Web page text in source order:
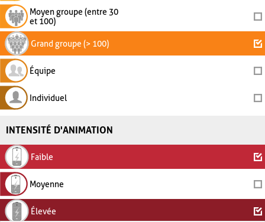
Moyen groupe (entre 30
et 100)
Grand groupe (> 100)
Équipe
Individuel
INTENSITÉ D'ANIMATION
Faible
Moyenne
Élevée